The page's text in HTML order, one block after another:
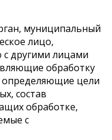
муниципальный
лицо,
с другими лицами
обработку
определяющие цели
состав
обработке,
с